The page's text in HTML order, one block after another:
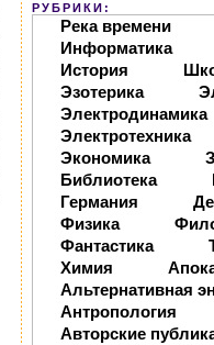
РУБРИКИ:
Река времени
Информатика
История
Эзотерика
Электродинамика
Электротехника
Экономика
Библиотека
Германия
Физика
Фантастика
Химия
Альтернативная
Антропология
Авторские